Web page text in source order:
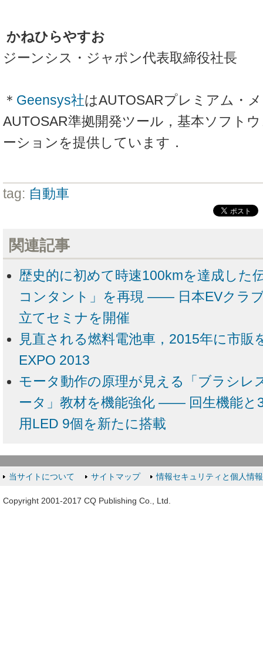
かねひらやすお
ジーンシス・ジャポン代表取締役社長
＊ Geensys社はAUTOSARプレミアム・
AUTOSAR準拠開発ツール，基本ソフト
ーションを提供しています．
tag: 自動車
関連記事
歴史的に初めて時速100kmを達成した
コンタント」を再現 ―― 日本EVクラ
立てセミナを開催
見直される燃料電池車，2015年に市
EXPO 2013
モータ動作の原理が見える「ブラシレ
ータ」教材を機能強化 ―― 回生機能と
用LED 9個を新たに搭載
当サイトについて サイトマップ 情報セキュリティと個人情
Copyright 2001-2017 CQ Publishing Co., Ltd.